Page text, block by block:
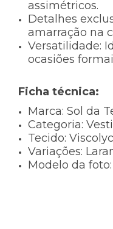
assimétricos.
Detalhes
amarração na
Versatilidade:
ocasiões
Ficha técnica:
Marca: Sol da
Categoria:
Tecido:
Variações:
Modelo da foto: